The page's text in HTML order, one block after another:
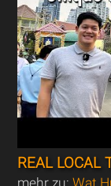
REAL LOCAL
mehr zu:Wat